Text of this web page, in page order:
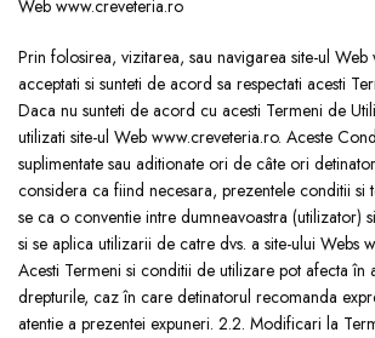
Web www.creveteria.ro
Prin folosirea, vizitarea, sau navigarea site-ul Web
acceptati si sunteti de acord sa respectati acesti
Daca nu sunteti de acord cu acesti Termeni de
utilizati site-ul Web www.creveteria.ro. Aceste
suplimentate sau aditionate ori de câte ori
considera ca fiind necesara, prezentele conditii si
se ca o conventie intre dumneavoastra (utilizator)
si se aplica utilizarii de catre dvs. a site-ului Webs
Acesti Termeni si conditii de utilizare pot afecta în
drepturile, caz în care detinatorul recomanda
atentie a prezentei expuneri. 2.2. Modificari la